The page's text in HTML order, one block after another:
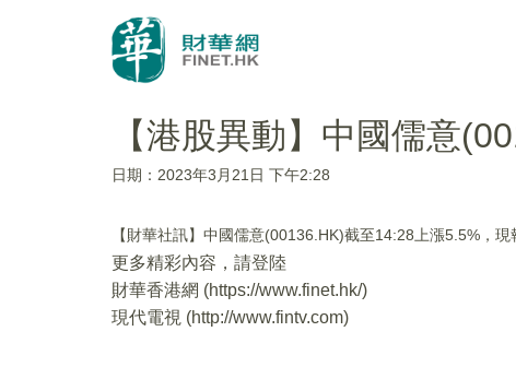
【港股異動】中國儒意
日期：2023年3月21日 下午2:28
【財華社訊】中國儒意(00136.HK)截至14:28上漲5.5%，
更多精彩內容，請登陸
財華香港網 (https://www.finet.hk/)
現代電視 (http://www.fintv.com)